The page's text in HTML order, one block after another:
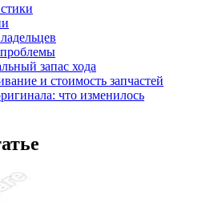
запас хода
и стоимость запчастей
что изменилось